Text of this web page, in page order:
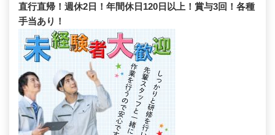
直行直帰！週休2日！年間休日120日以上！賞与3回！各種
手当あり！